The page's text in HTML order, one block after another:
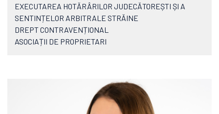
EXECUTAREA HOTĂRÂRILOR JUDECĂTOREȘTI ȘI A
SENTINȚELOR ARBITRALE STRĂINE
DREPT CONTRAVENȚIONAL
ASOCIAȚII DE PROPRIETARI